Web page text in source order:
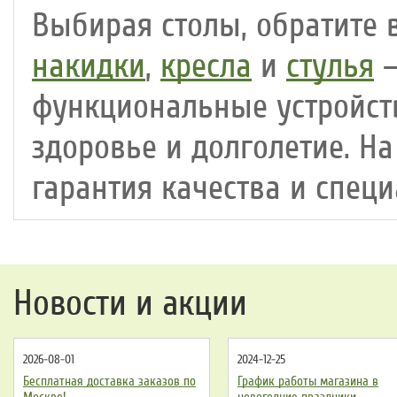
Выбирая столы,
накидки, кресла и стулья
функциональные
здоровье и долголетие.
гарантия качества и
Новости и акции
2026-08-01
Бесплатная доставка заказов по
2024-12-25
График работы магазина в